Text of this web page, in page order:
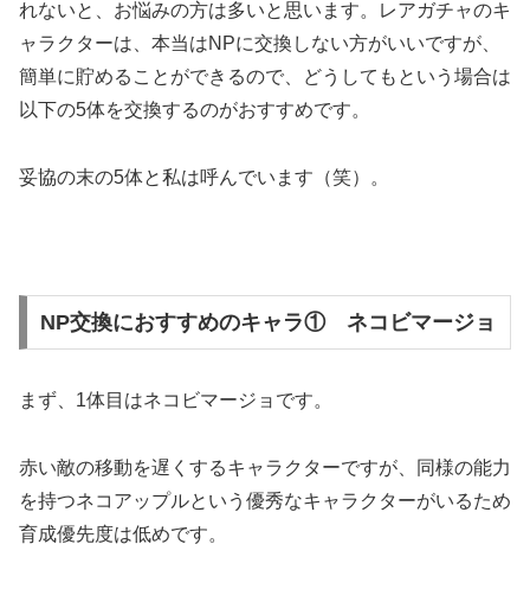
れないと、お悩みの方は多いと思います。
レアガチャのキ
ャラクターは、本当はNPに交換しない方がいいですが、
簡単に貯めることができるので、どうしてもという場合は
以下の5体を交換するのがおすすめです。
妥協の末の5体と私は呼んでいます（笑）。
NP交換におすすめのキャラ① ネコビマージョ
まず、1体目はネコビマージョです。
赤い敵の移動を遅くするキャラクターですが、同様の能力
を持つネコアップルという優秀なキャラクターがいるため
育成優先度は低めです。